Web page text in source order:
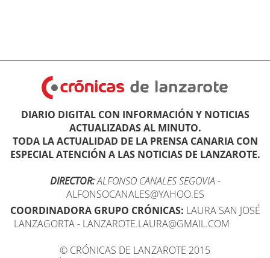
DIARIO DIGITAL CON INFORMACIÓN Y NOTICIAS
ACTUALIZADAS AL MINUTO.
TODA LA ACTUALIDAD DE LA PRENSA CANARIA CON
ESPECIAL ATENCIÓN A LAS NOTICIAS DE LANZAROTE.
DIRECTOR:ALFONSO CANALES SEGOVIA -
ALFONSOCANALES@YAHOO.ES
COORDINADORA GRUPO CRÓNICAS: LAURA SAN JOSÉ
LANZAGORTA - LANZAROTE.LAURA@GMAIL.COM
© CRÓNICAS DE LANZAROTE 2015